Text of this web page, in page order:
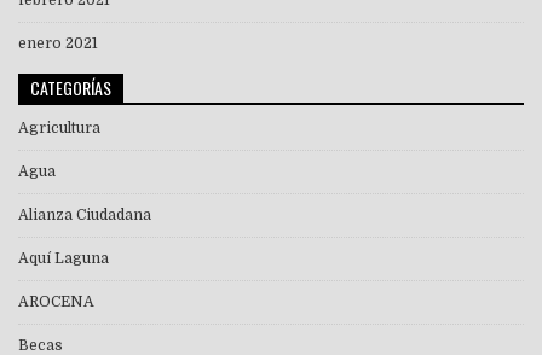
enero 2021
CATEGORÍAS
Agricultura
Agua
Alianza Ciudadana
Aquí Laguna
AROCENA
Becas